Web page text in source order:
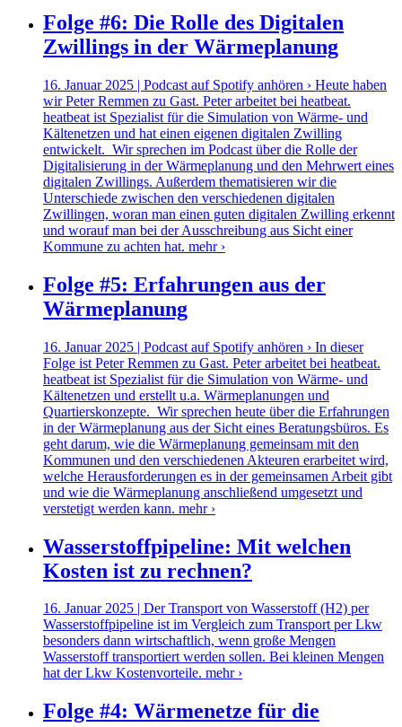
Folge #6: Die Rolle des Digitalen
Zwillings in der Wärmeplanung
16. Januar 2025 | Podcast auf Spotify anhören › Heute haben
wir Peter Remmen zu Gast. Peter arbeitet bei heatbeat.
heatbeat ist Spezialist für die Simulation von Wärme- und
Kältenetzen und hat einen eigenen digitalen Zwilling
entwickelt. Wir sprechen im Podcast über die Rolle der
Digitalisierung in der Wärmeplanung und den Mehrwert eines
digitalen Zwillings. Außerdem thematisieren wir die
Unterschiede zwischen den verschiedenen digitalen
Zwillingen, woran man einen guten digitalen Zwilling erkennt
und worauf man bei der Ausschreibung aus Sicht einer
Kommune zu achten hat. mehr ›
Folge #5: Erfahrungen aus der
Wärmeplanung
16. Januar 2025 | Podcast auf Spotify anhören › In dieser
Folge ist Peter Remmen zu Gast. Peter arbeitet bei heatbeat.
heatbeat ist Spezialist für die Simulation von Wärme- und
Kältenetzen und erstellt u.a. Wärmeplanungen und
Quartierskonzepte. Wir sprechen heute über die Erfahrungen
in der Wärmeplanung aus der Sicht eines Beratungsbüros. Es
geht darum, wie die Wärmeplanung gemeinsam mit den
Kommunen und den verschiedenen Akteuren erarbeitet wird,
welche Herausforderungen es in der gemeinsamen Arbeit gibt
und wie die Wärmeplanung anschließend umgesetzt und
verstetigt werden kann. mehr ›
Wasserstoffpipeline: Mit welchen
Kosten ist zu rechnen?
16. Januar 2025 | Der Transport von Wasserstoff (H2) per
Wasserstoffpipeline ist im Vergleich zum Transport per Lkw
besonders dann wirtschaftlich, wenn große Mengen
Wasserstoff transportiert werden sollen. Bei kleinen Mengen
hat der Lkw Kostenvorteile. mehr ›
Folge #4: Wärmenetze für die